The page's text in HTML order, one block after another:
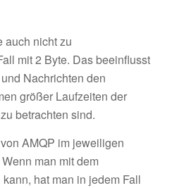
auch nicht zu
mit 2 Byte. Das beeinflusst
Nachrichten den
größer Laufzeiten der
betrachten sind.
AMQP im jeweiligen
man mit dem
hat man in jedem Fall